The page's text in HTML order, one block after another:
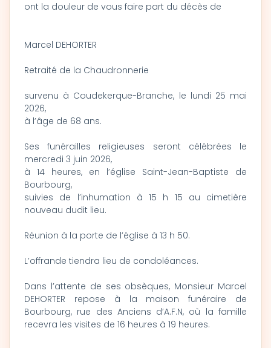
ont la douleur de vous faire part du décès de
Marcel DEHORTER
Retraité de la Chaudronnerie
survenu à Coudekerque-Branche, le lundi 25 mai
2026,
à l’âge de 68 ans.
Ses funérailles religieuses seront célébrées le
mercredi 3 juin 2026,
à 14 heures, en l’église Saint-Jean-Baptiste de
Bourbourg,
suivies de l’inhumation à 15 h 15 au cimetière
nouveau dudit lieu.
Réunion à la porte de l’église à 13 h 50.
L’offrande tiendra lieu de condoléances.
Dans l’attente de ses obsèques, Monsieur Marcel
DEHORTER repose à la maison funéraire de
Bourbourg, rue des Anciens d’A.F.N, où la famille
recevra les visites de 16 heures à 19 heures.